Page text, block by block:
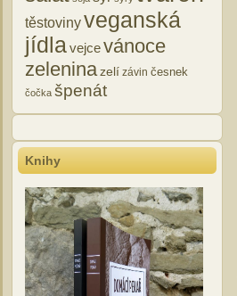
těstovinyveganská
jídlavejcevánoce
zeleninazelí závin česnek
čočka špenát
Knihy